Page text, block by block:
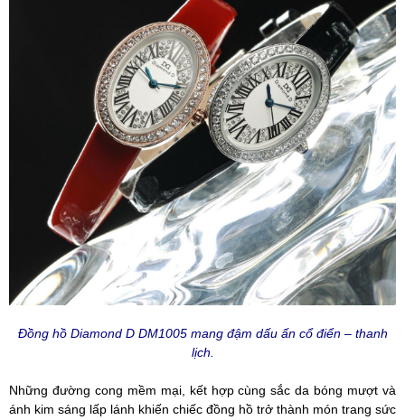
Đồng hồ Diamond D DM1005 mang đậm dấu ấn cổ điển – thanh
lịch.
Những đường cong mềm mại, kết hợp cùng sắc da bóng mượt và
ánh kim sáng lấp lánh khiến chiếc đồng hồ trở thành món trang sức